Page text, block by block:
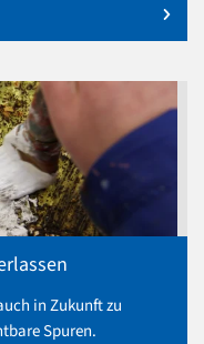
in Zukunft zu
Spuren.